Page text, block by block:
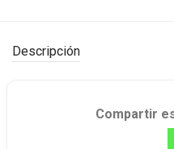
Descripción
Compartir